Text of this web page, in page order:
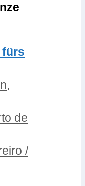
fürs
,
de
/